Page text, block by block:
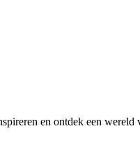
en ontdek een wereld